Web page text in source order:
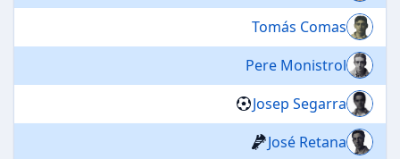
Tomás Comas
Pere Monistrol
Josep Segarra
José Retana